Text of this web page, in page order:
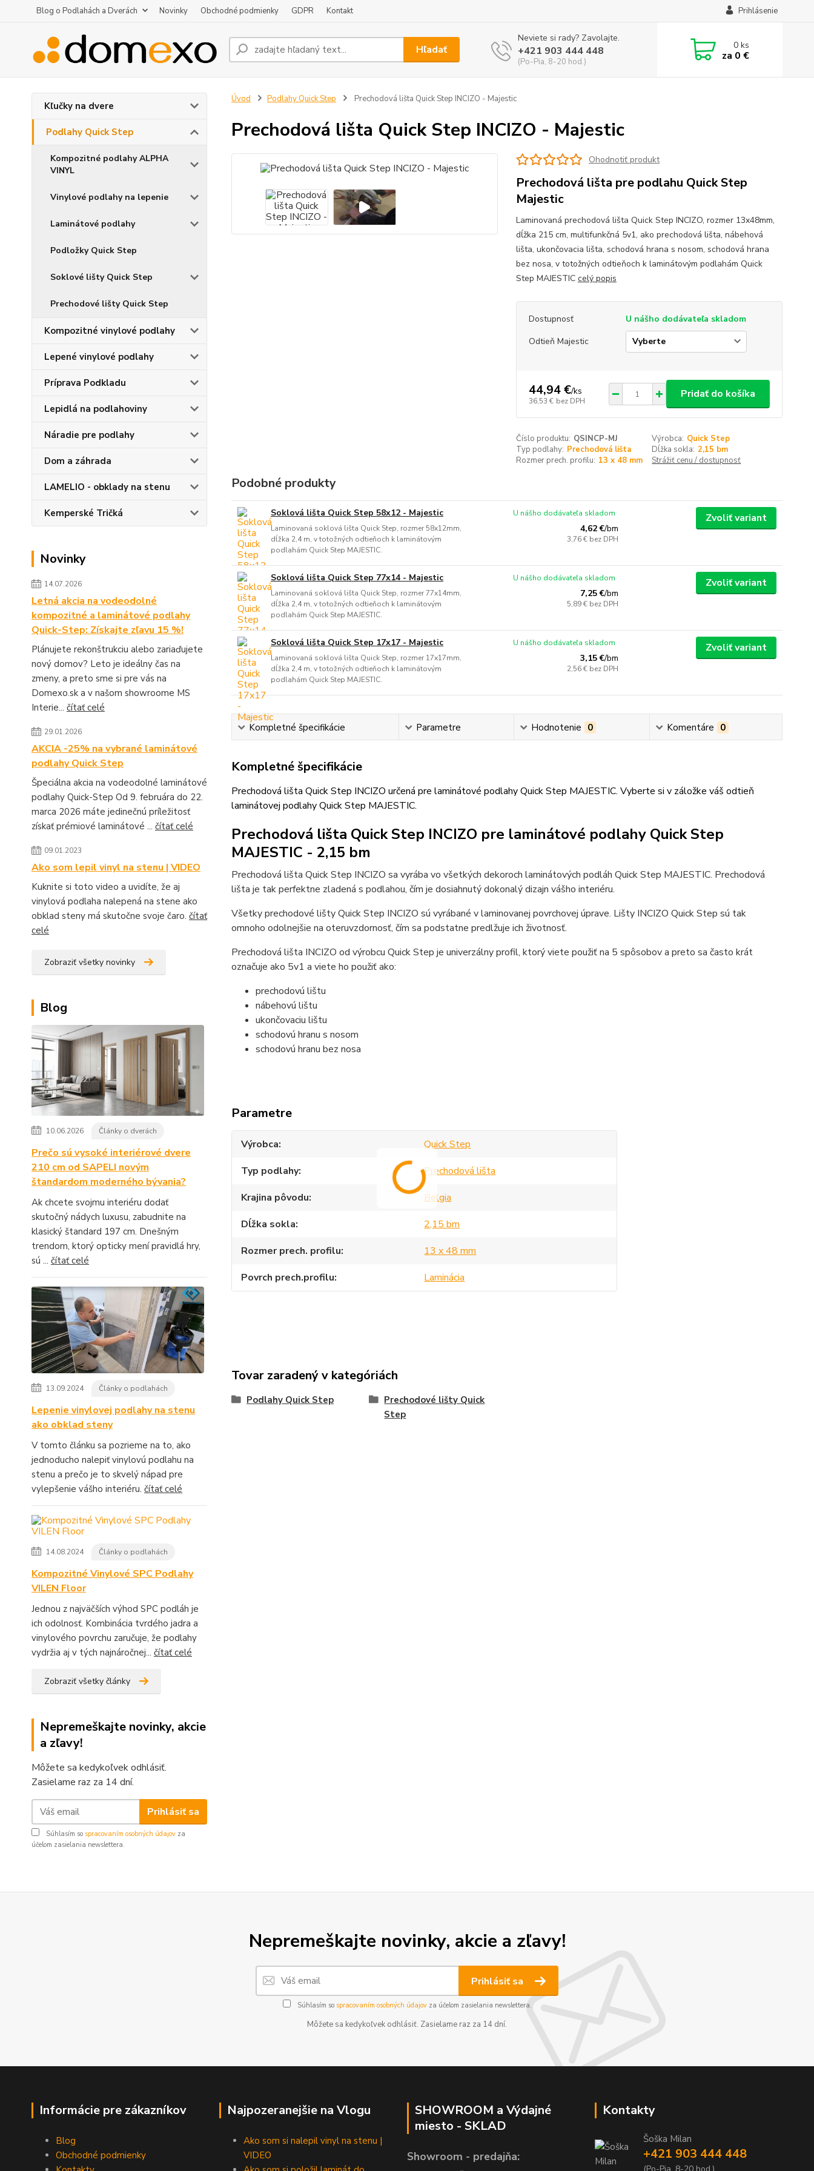
Blog o Podlahách a Dverách Novinky Obchodné podmienky GDPR Kontakt Prihlásenie
Hľadať
Neviete si rady? Zavolajte.
+421 903 444 448
(Po-Pia, 8-20 hod.)
0ks
za 0 €
Kľučky na dvere
Podlahy Quick Step
Kompozitné podlahy ALPHA
VINYL
Vinylové podlahy na lepenie
Laminátové podlahy
Podložky Quick Step
Soklové lišty Quick Step
Prechodové lišty Quick Step
Kompozitné vinylové podlahy
Lepené vinylové podlahy
Príprava Podkladu
Lepidlá na podlahoviny
Náradie pre podlahy
Dom a záhrada
LAMELIO - obklady na stenu
Kemperské Tričká
Novinky
14.07.2026
Letná akcia na vodeodolné
kompozitné a laminátové podlahy
Quick-Step: Získajte zľavu 15 %!
Plánujete rekonštrukciu alebo zariaďujete
nový domov? Leto je ideálny čas na
zmeny, a preto sme si pre vás na
Domexo.sk a v našom showroome MS
Interie... čítať celé
29.01.2026
AKCIA -25% na vybrané laminátové
podlahy Quick Step
Špeciálna akcia na vodeodolné laminátové
podlahy Quick-Step Od 9. februára do 22.
marca 2026 máte jedinečnú príležitosť
získať prémiové laminátové ... čítať celé
09.01.2023
Ako som lepil vinyl na stenu | VIDEO
Kuknite si toto video a uvidíte, že aj
vinylová podlaha nalepená na stene ako
obklad steny má skutočne svoje čaro. čítať
celé
Zobraziť všetky novinky
Blog
10.06.2026 Články o dverách
Prečo sú vysoké interiérové dvere
210 cm od SAPELI novým
štandardom moderného bývania?
Ak chcete svojmu interiéru dodať
skutočný nádych luxusu, zabudnite na
klasický štandard 197 cm. Dnešným
trendom, ktorý opticky mení pravidlá hry,
sú ... čítať celé
13.09.2024 Články o podlahách
Lepenie vinylovej podlahy na stenu
ako obklad steny
V tomto článku sa pozrieme na to, ako
jednoducho nalepiť vinylovú podlahu na
stenu a prečo je to skvelý nápad pre
vylepšenie vášho interiéru. čítať celé
14.08.2024 Články o podlahách
Kompozitné Vinylové SPC Podlahy
VILEN Floor
Jednou z najväčších výhod SPC podláh je
ich odolnosť. Kombinácia tvrdého jadra a
vinylového povrchu zaručuje, že podlahy
vydržia aj v tých najnáročnej... čítať celé
Zobraziť všetky články
Nepremeškajte novinky, akcie
a zľavy!
Môžete sa kedykoľvek odhlásiť.
Zasielame raz za 14 dní.
Prihlásiť sa
Súhlasím so spracovaním osobných údajov za
účelom zasielania newslettera.
Úvod Podlahy Quick Step Prechodová lišta Quick Step INCIZO - Majestic
Prechodová lišta Quick Step INCIZO - Majestic
Ohodnotiť produkt
Prechodová lišta pre podlahu Quick Step
Majestic
Laminovaná prechodová lišta Quick Step INCIZO, rozmer 13x48mm,
dĺžka 215 cm, multifunkčná 5v1, ako prechodová lišta, nábehová
lišta, ukončovacia lišta, schodová hrana s nosom, schodová hrana
bez nosa, v totožných odtieňoch k laminátovým podlahám Quick
Step MAJESTIC celý popis
Dostupnosť
U nášho dodávateľa skladom
Odtieň Majestic
44,94 €/ks
36,53 € bez DPH
Pridať do košíka
Číslo produktu: QSINCP-MJ Výrobca: Quick Step
Typ podlahy: Prechodová lišta Dĺžka sokla: 2,15 bm
Rozmer prech. profilu: 13 x 48 mm Strážiť cenu / dostupnosť
Podobné produkty
Soklová lišta Quick Step 58x12 - Majestic
Laminovaná soklová lišta Quick Step, rozmer 58x12mm,
dĺžka 2,4 m, v totožných odtieňoch k laminátovým
podlahám Quick Step MAJESTIC.
4,62 €/bm
3,76 € bez DPH
U nášho dodávateľa skladom Zvoliť variant
Soklová lišta Quick Step 77x14 - Majestic
Laminovaná soklová lišta Quick Step, rozmer 77x14mm,
dĺžka 2,4 m, v totožných odtieňoch k laminátovým
podlahám Quick Step MAJESTIC.
7,25 €/bm
5,89 € bez DPH
U nášho dodávateľa skladom Zvoliť variant
Soklová lišta Quick Step 17x17 - Majestic
Laminovaná soklová lišta Quick Step, rozmer 17x17mm,
dĺžka 2,4 m, v totožných odtieňoch k laminátovým
podlahám Quick Step MAJESTIC.
3,15 €/bm
2,56 € bez DPH
U nášho dodávateľa skladom Zvoliť variant
Kompletné špecifikácie Parametre Hodnotenie 0 Komentáre 0
Kompletné špecifikácie
Prechodová lišta Quick Step INCIZO určená pre laminátové podlahy Quick Step MAJESTIC. Vyberte si v záložke váš odtieň
laminátovej podlahy Quick Step MAJESTIC.
Prechodová lišta Quick Step INCIZO pre laminátové podlahy Quick Step
MAJESTIC - 2,15 bm
Prechodová lišta Quick Step INCIZO sa vyrába vo všetkých dekoroch laminátových podláh Quick Step MAJESTIC. Prechodová
lišta je tak perfektne zladená s podlahou, čím je dosiahnutý dokonalý dizajn vášho interiéru.
Všetky prechodové lišty Quick Step INCIZO sú vyrábané v laminovanej povrchovej úprave. Lišty INCIZO Quick Step sú tak
omnoho odolnejšie na oteruvzdornosť, čím sa podstatne predlžuje ich životnosť.
Prechodová lišta INCIZO od výrobcu Quick Step je univerzálny profil, ktorý viete použiť na 5 spôsobov a preto sa často krát
označuje ako 5v1 a viete ho použiť ako:
prechodovú lištu
nábehovú lištu
ukončovaciu lištu
schodovú hranu s nosom
schodovú hranu bez nosa
Parametre
Výrobca
Quick Step
Typ podlahy
Prechodová lišta
Krajina pôvodu
Belgia
Dĺžka sokla
2,15 bm
Rozmer prech. profilu
13 x 48 mm
Povrch prech.profilu
Laminácia
Tovar zaradený v kategóriách
Podlahy Quick Step
Prechodové lišty Quick
Step
Nepremeškajte novinky, akcie a zľavy!
Prihlásiť sa
Súhlasím so spracovaním osobných údajovza účelom zasielania newslettera.
Môžete sa kedykoľvek odhlásiť. Zasielame raz za 14 dní.
Informácie pre zákazníkov
Blog
Obchodné podmienky
Najpozeranejšie na Vlogu
Ako som si nalepil vinyl na stenu |
VIDEO
SHOWROOM a Výdajné
miesto - SKLAD
Showroom - predajňa:
Kontakty
Šoška Milan
+421 903 444 448